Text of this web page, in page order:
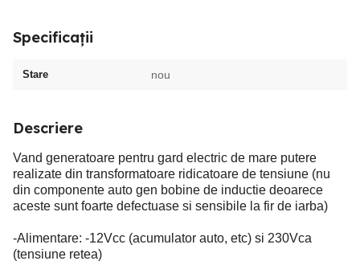
Specificații
Stare nou
Descriere
Vand generatoare pentru gard electric de mare putere
realizate din transformatoare ridicatoare de tensiune (nu
din componente auto gen bobine de inductie deoarece
aceste sunt foarte defectuase si sensibile la fir de iarba)
-Alimentare: -12Vcc (acumulator auto, etc) si 230Vca
(tensiune retea)